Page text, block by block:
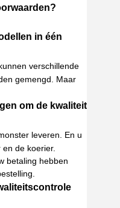
in één
verschillende
gemengd. Maar
om de kwaliteit
leveren. En u
de koerier.
betaling hebben